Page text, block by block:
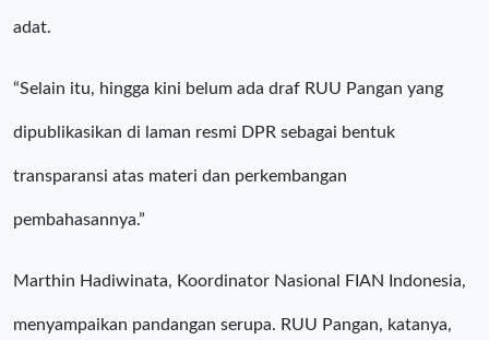
adat.
“Selain itu, hingga kini belum ada draf RUU Pangan yang
dipublikasikan di laman resmi DPR sebagai bentuk
transparansi atas materi dan perkembangan
pembahasannya.”
Marthin Hadiwinata, Koordinator Nasional FIAN Indonesia,
menyampaikan pandangan serupa. RUU Pangan, katanya,